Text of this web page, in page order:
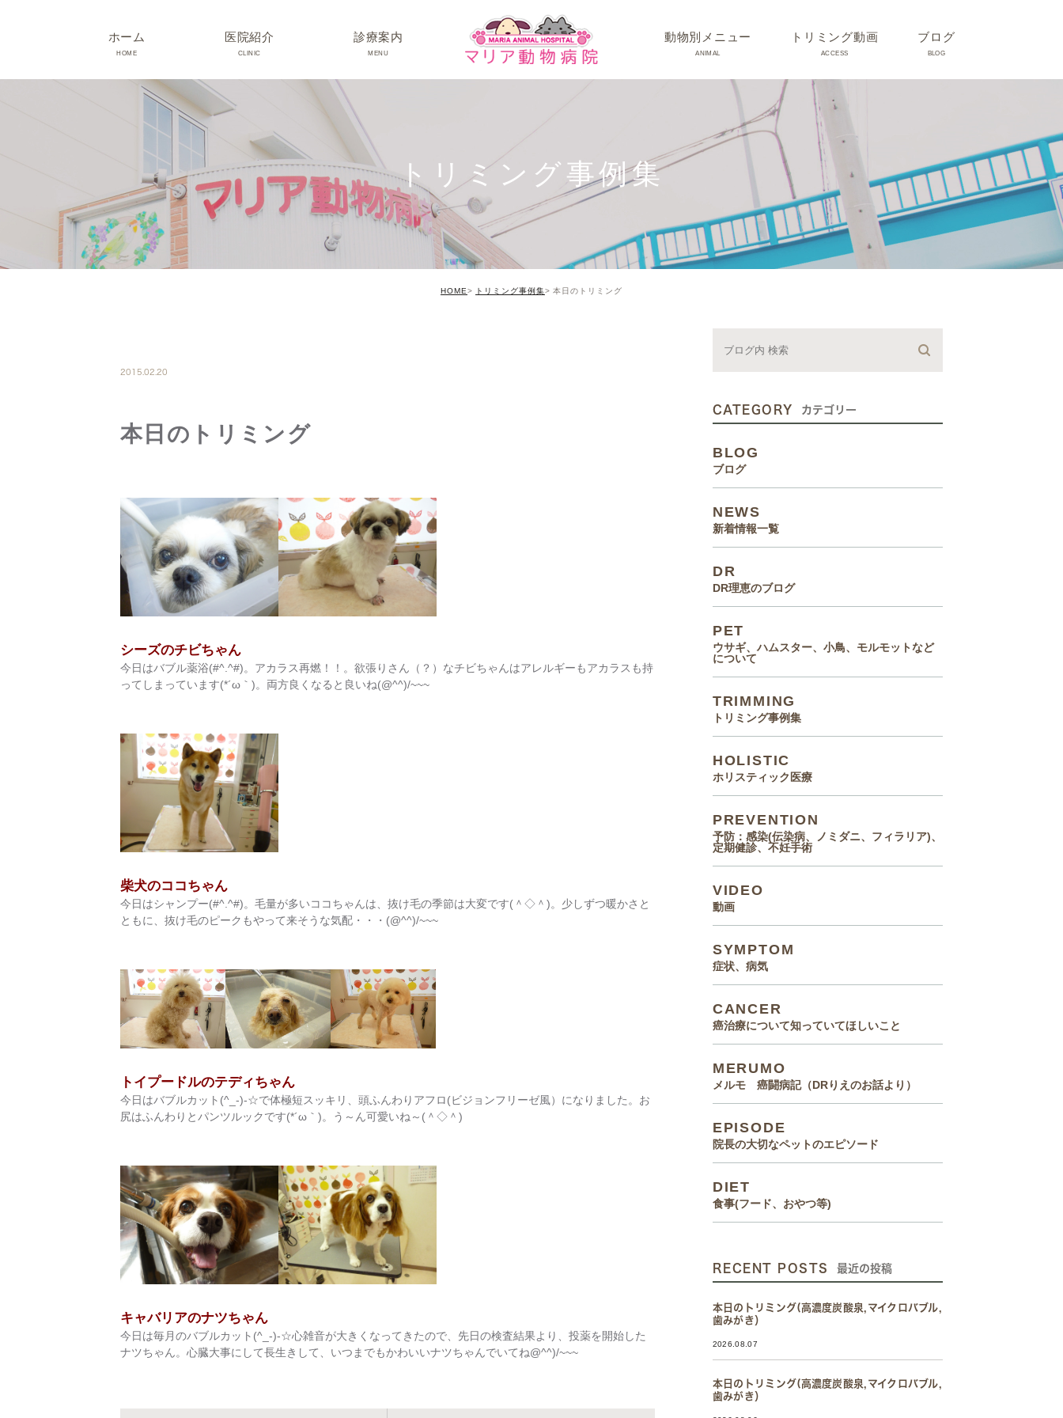
ホーム
HOME
医院紹介
CLINIC
院長･スタッフ紹介
診療時間･アクセス
院内紹介･初診の方へ
医院設備
診療案内
MENU
動物別メニュー
ANIMAL
ネコちゃんの病気
うさぎちゃん･その他動物の病気
トリミング動画
ACCESS
ブログ
BLOG
うさぎ、ハムスター、小鳥、
モルモットなどについて
トリミング事例集
ホリスティック医療
トリミング事例集
HOME トリミング事例集 本日のトリミング
2015.02.20
本日のトリミング
シーズのチビちゃん
今日はバブル薬浴(#^.^#)。アカラス再燃！！。欲張りさん（？）なチビちゃんはアレルギーもアカラスも持
ってしまっています(*´ω｀)。両方良くなると良いね(@^^)/~~~
柴犬のココちゃん
今日はシャンプー(#^.^#)。毛量が多いココちゃんは、抜け毛の季節は大変です(＾◇＾)。少しずつ暖かさと
ともに、抜け毛のピークもやって来そうな気配・・・(@^^)/~~~
トイプードルのテディちゃん
今日はバブルカット(^_-)-☆で体極短スッキリ、頭ふんわりアフロ(ビジョンフリーゼ風）になりました。お
尻はふんわりとパンツルックです(*´ω｀)。う～ん可愛いね～(＾◇＾)
キャバリアのナツちゃん
今日は毎月のバブルカット(^_-)-☆心雑音が大きくなってきたので、先日の検査結果より、投薬を開始した
ナツちゃん。心臓大事にして長生きして、いつまでもかわいいナツちゃんでいてね@^^)/~~~
CATEGORY カテゴリー
BLOG
ブログ
NEWS
新着情報一覧
DR
DR理恵のブログ
PET
ウサギ、ハムスター、小鳥、モルモットなど
について
TRIMMING
トリミング事例集
HOLISTIC
ホリスティック医療
PREVENTION
予防：感染(伝染病、ノミダニ、フィラリア)、
定期健診、不妊手術
VIDEO
動画
SYMPTOM
症状、病気
CANCER
癌治療について知っていてほしいこと
MERUMO
メルモ 癌闘病記（DRりえのお話より）
EPISODE
院長の大切なペットのエピソード
DIET
食事(フード、おやつ等)
RECENT POSTS 最近の投稿
本日のトリミング(高濃度炭酸泉,マイクロバブル,
歯みがき）
2026.08.07
本日のトリミング(高濃度炭酸泉,マイクロバブル,
歯みがき）